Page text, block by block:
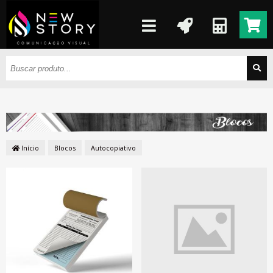
Início Blocos Autocopiativo